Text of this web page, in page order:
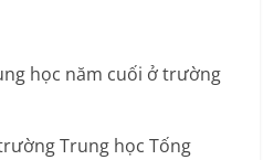
học năm cuối ở trường
Trung học Tống